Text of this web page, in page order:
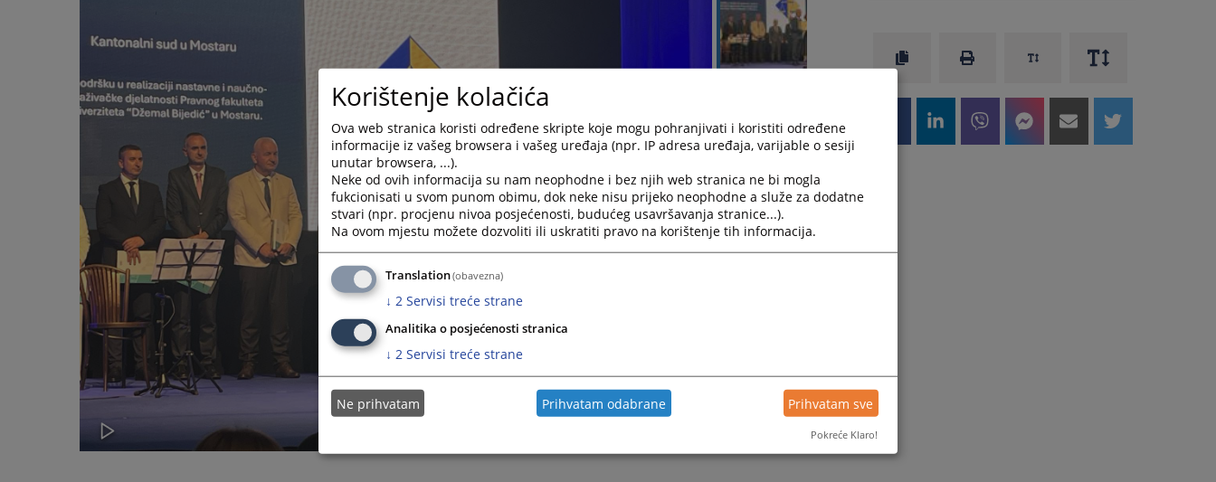
Korištenje kolačića
Ova web stranica koristi određene skripte koje mogu pohranjivati i koristiti određene
informacije iz vašeg browsera i vašeg uređaja (npr. IP adresa uređaja, varijable o sesiji
unutar browsera, ...).
Neke od ovih informacija su nam neophodne i bez njih web stranica ne bi mogla
fukcionisati u svom punom obimu, dok neke nisu prijeko neophodne a služe za dodatne
stvari (npr. procjenu nivoa posjećenosti, budućeg usavršavanja stranice...).
Na ovom mjestu možete dozvoliti ili uskratiti pravo na korištenje tih informacija.
Translation(obavezna)
↓ 2 Servisi treće strane
Analitika o posjećenosti stranica
↓ 2 Servisi treće strane
Ne prihvatam Prihvatam odabrane Prihvatam sve
Pokreće Klaro!